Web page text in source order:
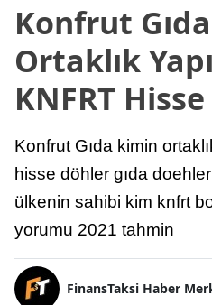
Konfrut
Ortaklık
KNFRT Hisse
Konfrut Gıda kimin
hisse döhler gıda
ülkenin sahibi kim knfrt
yorumu 2021 tahmin
FinansTaksi Haber